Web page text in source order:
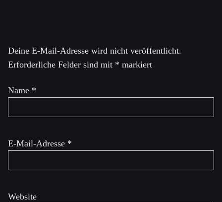
Deine E-Mail-Adresse wird nicht veröffentlicht.
Erforderliche Felder sind mit * markiert
Name *
E-Mail-Adresse *
Website